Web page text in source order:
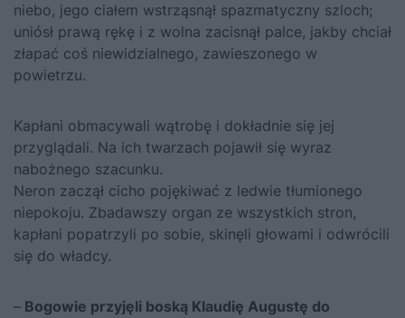
niebo, jego ciałem wstrząsnął spazmatyczny szloch;
uniósł prawą rękę i z wolna zacisnął palce, jakby chciał
złapać coś niewidzialnego, zawieszonego w
powietrzu.
Kapłani obmacywali wątrobę i dokładnie się jej
przyglądali. Na ich twarzach pojawił się wyraz
nabożnego szacunku.
Neron zaczął cicho pojękiwać z ledwie tłumionego
niepokoju. Zbadawszy organ ze wszystkich stron,
kapłani popatrzyli po sobie, skinęli głowami i odwrócili
się do władcy.
– Bogowie przyjęli boską Klaudię Augustę do